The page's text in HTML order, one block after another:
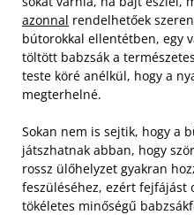
azonnal rendelhetőek
bútorokkal ellentétben, egy
töltött babzsák a
teste köré anélkül, hogy a
megterhelné.
Sokan nem is sejtik, hogy a
játszhatnak abban, hogy
rossz ülőhelyzet gyakran
feszüléséhez, ezért fejfájást
tökéletes minőségű